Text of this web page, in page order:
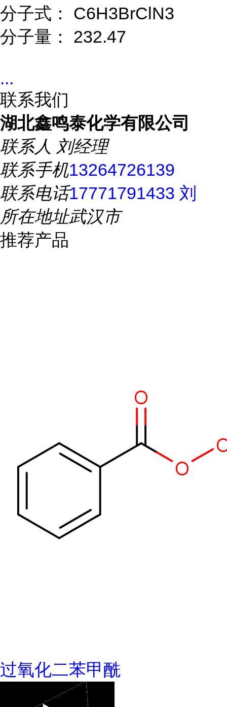
分子式： C6H3BrClN3
分子量： 232.47
...
联系我们
湖北鑫鸣泰化学有限公司
联系人 刘经理
联系手机13264726139
联系电话17771791433 刘
所在地址武汉市
推荐产品
过氧化二苯甲酰